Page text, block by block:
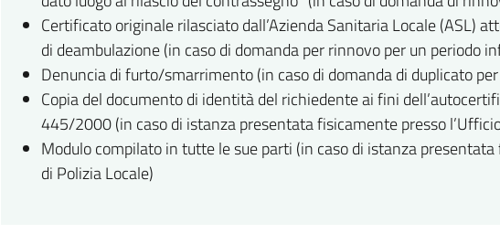
Certificato originale rilasciato dall’Azienda Sanitaria Locale (ASL)
di deambulazione (in caso di domanda per rinnovo per un periodo
Denuncia di furto/smarrimento (in caso di domanda di duplicato
Copia del documento di identità del richiedente ai fini
445/2000 (in caso di istanza presentata fisicamente presso
Modulo compilato in tutte le sue parti (in caso di istanza
di Polizia Locale)